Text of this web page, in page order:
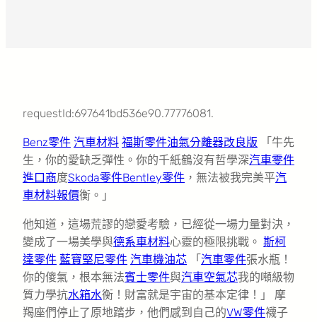
requestId:697641bd536e90.77776081.
Benz零件 汽車材料 福斯零件油氣分離器改良版 「牛先
生，你的愛缺乏彈性。你的千紙鶴沒有哲學深汽車零件
進口商度Skoda零件Bentley零件 ，無法被我完美平汽
車材料報價衡。」
他知道，這場荒謬的戀愛考驗，已經從一場力量對決，
變成了一場美學與德系車材料心靈的極限挑戰。 斯柯
達零件 藍寶堅尼零件 汽車機油芯 「 汽車零件張水瓶！
你的傻氣，根本無法賓士零件與汽車空氣芯我的噸級物
質力學抗水箱水衡！財富就是宇宙的基本定律！」 摩
羯座們停止了原地踏步，他們感到自己的VW零件襪子